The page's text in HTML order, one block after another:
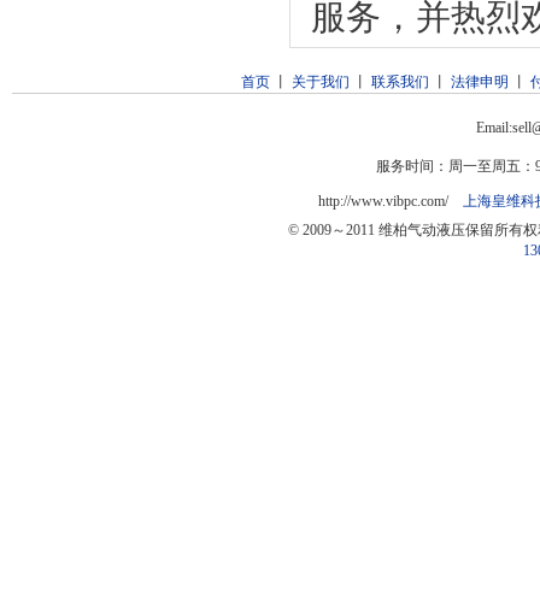
服务，并热烈
首页 关于我们 丨联系我们 丨法律申明 丨
服务时间：周一至周五：
http://www.vibpc.com/ 上海皇维科
© 2009～2011 维柏气动液压保留所有